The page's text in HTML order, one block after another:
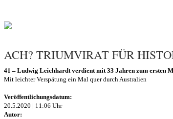
ACH? TRIUMVIRAT FÜR
41 – Ludwig Leichhardt verdient mit 33 Jahren zum ersten
Mit leichter Verspätung ein Mal quer durch Australien
Veröffentlichungsdatum:
20.5.2020 | 11:06 Uhr
Autor: